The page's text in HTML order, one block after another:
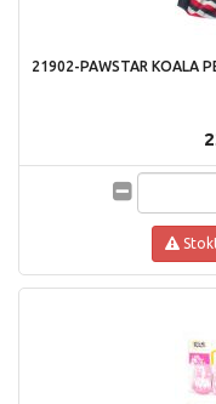
21902-PAWSTAR KOALA